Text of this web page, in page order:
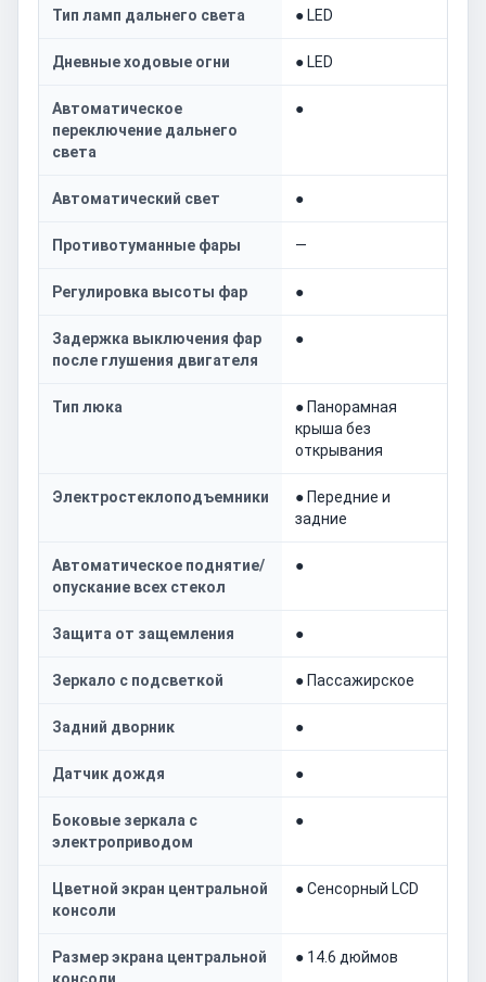
Тип ламп дальнего света ● LED
Дневные ходовые огни ● LED
Автоматическое
переключение дальнего
света
●
Автоматический свет ●
Противотуманные фары —
Регулировка высоты фар ●
Задержка выключения фар
после глушения двигателя
●
Тип люка
● Панорамная
крыша без
открывания
Электростеклоподъемники
● Передние и
задние
Автоматическое поднятие/
опускание всех стекол
●
Защита от защемления ●
Зеркало с подсветкой ● Пассажирское
Задний дворник ●
Датчик дождя ●
Боковые зеркала с
электроприводом
●
Цветной экран центральной
консоли
● Сенсорный LCD
Размер экрана центральной
● 14.6 дюймов